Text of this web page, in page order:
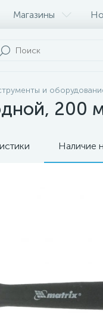
Магазины
и
200
Наличие